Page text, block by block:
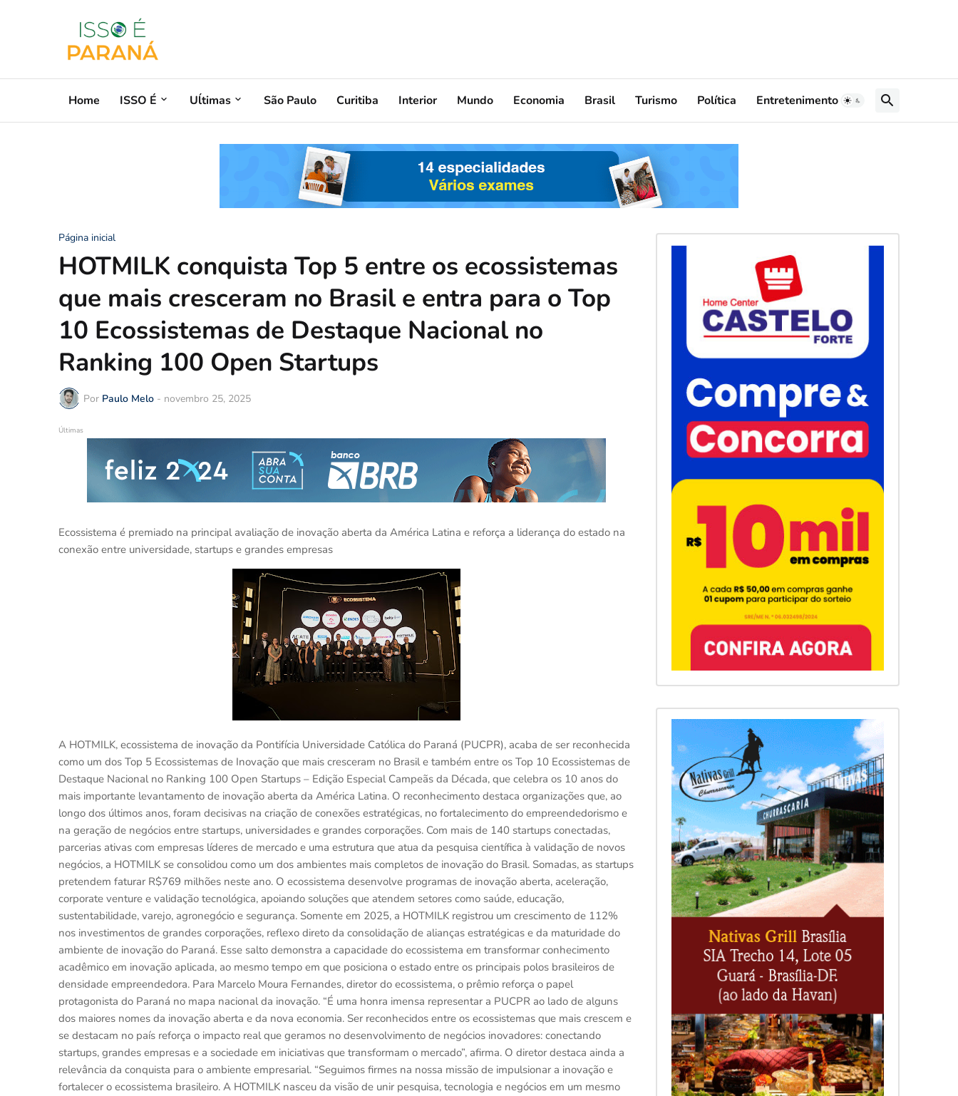
Home ISSO É Uĺtimas São Paulo Curitiba Interior Mundo Economia Brasil Turismo Política Entretenimento
Página inicial
HOTMILK conquista Top 5 entre os ecossistemas
que mais cresceram no Brasil e entra para o Top
10 Ecossistemas de Destaque Nacional no
Ranking 100 Open Startups
Por Paulo Melo - novembro 25, 2025
Últimas
Ecossistema é premiado na principal avaliação de inovação aberta da América Latina e reforça a liderança do estado na
conexão entre universidade, startups e grandes empresas
A HOTMILK, ecossistema de inovação da Pontifícia Universidade Católica do Paraná (PUCPR), acaba de ser reconhecida
como um dos Top 5 Ecossistemas de Inovação que mais cresceram no Brasil e também entre os Top 10 Ecossistemas de
Destaque Nacional no Ranking 100 Open Startups – Edição Especial Campeãs da Década, que celebra os 10 anos do
mais importante levantamento de inovação aberta da América Latina. O reconhecimento destaca organizações que, ao
longo dos últimos anos, foram decisivas na criação de conexões estratégicas, no fortalecimento do empreendedorismo e
na geração de negócios entre startups, universidades e grandes corporações. Com mais de 140 startups conectadas,
parcerias ativas com empresas líderes de mercado e uma estrutura que atua da pesquisa científica à validação de novos
negócios, a HOTMILK se consolidou como um dos ambientes mais completos de inovação do Brasil. Somadas, as startups
pretendem faturar R$769 milhões neste ano. O ecossistema desenvolve programas de inovação aberta, aceleração,
corporate venture e validação tecnológica, apoiando soluções que atendem setores como saúde, educação,
sustentabilidade, varejo, agronegócio e segurança. Somente em 2025, a HOTMILK registrou um crescimento de 112%
nos investimentos de grandes corporações, reflexo direto da consolidação de alianças estratégicas e da maturidade do
ambiente de inovação do Paraná. Esse salto demonstra a capacidade do ecossistema em transformar conhecimento
acadêmico em inovação aplicada, ao mesmo tempo em que posiciona o estado entre os principais polos brasileiros de
densidade empreendedora. Para Marcelo Moura Fernandes, diretor do ecossistema, o prêmio reforça o papel
protagonista do Paraná no mapa nacional da inovação. “É uma honra imensa representar a PUCPR ao lado de alguns
dos maiores nomes da inovação aberta e da nova economia. Ser reconhecidos entre os ecossistemas que mais crescem e
se destacam no país reforça o impacto real que geramos no desenvolvimento de negócios inovadores: conectando
startups, grandes empresas e a sociedade em iniciativas que transformam o mercado”, afirma. O diretor destaca ainda a
relevância da conquista para o ambiente empresarial. “Seguimos firmes na nossa missão de impulsionar a inovação e
fortalecer o ecossistema brasileiro. A HOTMILK nasceu da visão de unir pesquisa, tecnologia e negócios em um mesmo